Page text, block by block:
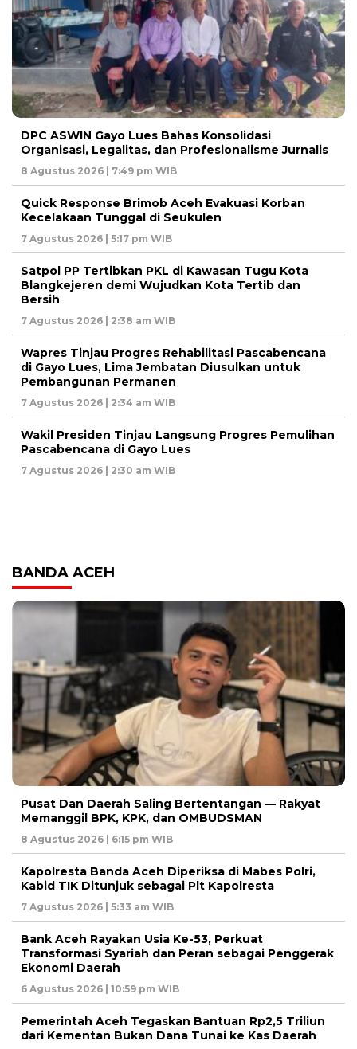
DPC ASWIN Gayo Lues Bahas Konsolidasi
Organisasi, Legalitas, dan Profesionalisme Jurnalis
8 Agustus 2026 | 7:49 pm WIB
Quick Response Brimob Aceh Evakuasi Korban
Kecelakaan Tunggal di Seukulen
7 Agustus 2026 | 5:17 pm WIB
Satpol PP Tertibkan PKL di Kawasan Tugu Kota
Blangkejeren demi Wujudkan Kota Tertib dan
Bersih
7 Agustus 2026 | 2:38 am WIB
Wapres Tinjau Progres Rehabilitasi Pascabencana
di Gayo Lues, Lima Jembatan Diusulkan untuk
Pembangunan Permanen
7 Agustus 2026 | 2:34 am WIB
Wakil Presiden Tinjau Langsung Progres Pemulihan
Pascabencana di Gayo Lues
7 Agustus 2026 | 2:30 am WIB
BANDA ACEH
Pusat Dan Daerah Saling Bertentangan — Rakyat
Memanggil BPK, KPK, dan OMBUDSMAN
8 Agustus 2026 | 6:15 pm WIB
Kapolresta Banda Aceh Diperiksa di Mabes Polri,
Kabid TIK Ditunjuk sebagai Plt Kapolresta
7 Agustus 2026 | 5:33 am WIB
Bank Aceh Rayakan Usia Ke-53, Perkuat
Transformasi Syariah dan Peran sebagai Penggerak
Ekonomi Daerah
6 Agustus 2026 | 10:59 pm WIB
Pemerintah Aceh Tegaskan Bantuan Rp2,5 Triliun
dari Kementan Bukan Dana Tunai ke Kas Daerah